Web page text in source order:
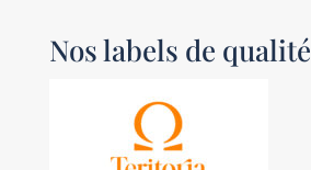
Nos labels de qualité